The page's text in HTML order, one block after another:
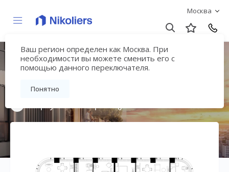
Москва
Ваш регион определен как Москва. При
необходимости вы можете сменить его с
помощью данного переключателя.
Понятно
Мультиквартал
«ВЕЕР»